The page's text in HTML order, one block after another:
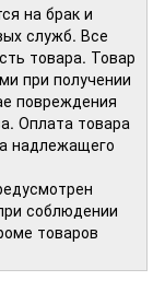
на брак и
служб. Все
товара. Товар
при получении
повреждения
Оплата товара
надлежащего
соблюдении
товаров